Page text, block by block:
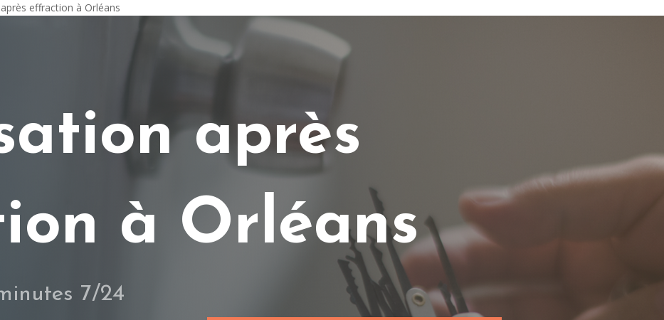
effraction à Orléans
après
à Orléans
7/24